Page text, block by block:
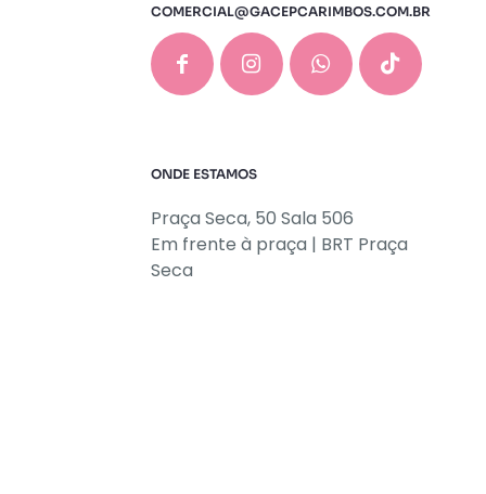
COMERCIAL@GACEPCARIMBOS.COM.BR
ONDE ESTAMOS
Praça Seca, 50 Sala 506
Em frente à praça | BRT Praça
Seca